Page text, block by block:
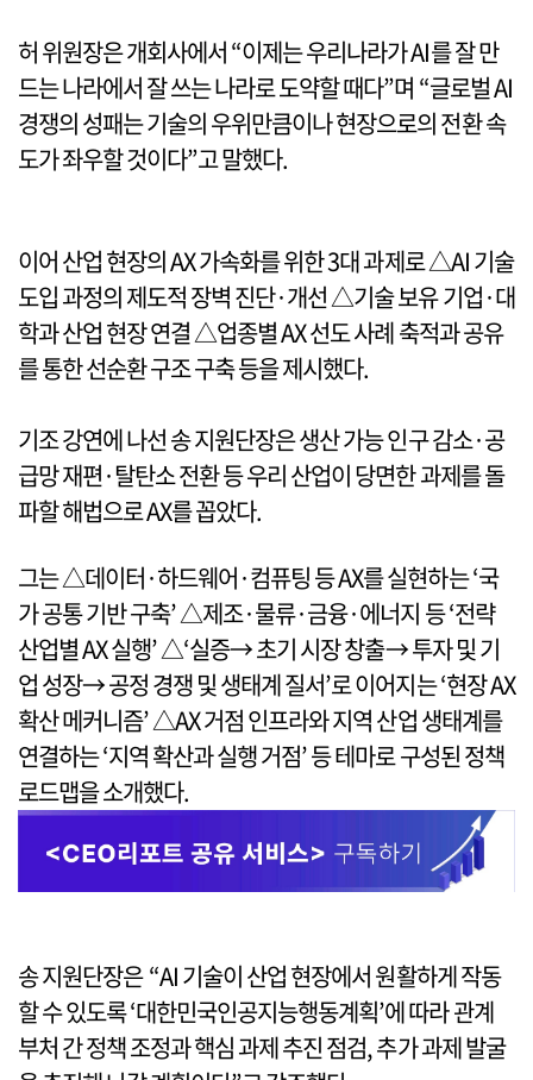
허 위원장은 개회사에서 “이제는 우리나라가 AI를 잘 만
드는 나라에서 잘 쓰는 나라로 도약할 때다”며 “글로벌 AI
경쟁의 성패는 기술의 우위만큼이나 현장으로의 전환 속
도가 좌우할 것이다”고 말했다.
이어 산업 현장의 AX 가속화를 위한 3대 과제로 △AI 기술
도입 과정의 제도적 장벽 진단·개선 △기술 보유 기업·대
학과 산업 현장 연결 △업종별 AX 선도 사례 축적과 공유
를 통한 선순환 구조 구축 등을 제시했다.
기조 강연에 나선 송 지원단장은 생산 가능 인구 감소·공
급망 재편·탈탄소 전환 등 우리 산업이 당면한 과제를 돌
파할 해법으로 AX를 꼽았다.
그는 △데이터·하드웨어·컴퓨팅 등 AX를 실현하는 ‘국
가 공통 기반 구축’ △제조·물류·금융·에너지 등 ‘전략
산업별 AX 실행’ △‘실증→ 초기 시장 창출→ 투자 및 기
업 성장→ 공정 경쟁 및 생태계 질서’로 이어지는 ‘현장 AX
확산 메커니즘’ △AX 거점 인프라와 지역 산업 생태계를
연결하는 ‘지역 확산과 실행 거점’ 등 테마로 구성된 정책
로드맵을 소개했다.
송 지원단장은 “AI 기술이 산업 현장에서 원활하게 작동
할 수 있도록 ‘대한민국인공지능행동계획’에 따라 관계
부처 간 정책 조정과 핵심 과제 추진 점검, 추가 과제 발굴